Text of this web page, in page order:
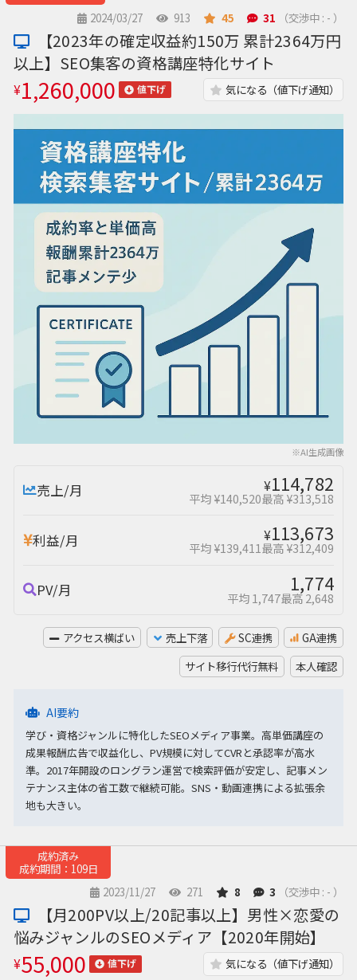
2024/03/27
913 45 31 （交渉中 : - ）
※AI生成画像
【2023年の確定収益約150万 累計2364万円
以上】SEO集客の資格講座特化サイト
¥1,260,000 値下げ 気になる（値下げ通知）
売上/月 ¥114,782
平均 ¥140,520最高 ¥313,518
利益/月 ¥113,673
平均 ¥139,411最高 ¥312,409
PV/月 1,774
平均 1,747最高 2,648
アクセス横ばい 売上下落 SC連携
GA連携
サイト移行代行無料
本人確認
AI要約
学び・資格ジャンルに特化したSEOメディア事業。高単価講座の
成果報酬広告で収益化し、PV規模に対してCVRと承認率が高水
準。2017年開設のロングラン運営で検索評価が安定し、記事メン
テナンス主体の省工数で継続可能。SNS・動画連携による拡張余
地も大きい。
成約済み
成約期間：109日
2023/11/27
271 8 3 （交渉中 : - ）
【月200PV以上/20記事以上】男性×恋愛の
悩みジャンルのSEOメディア【2020年開始】
¥55,000 値下げ 気になる（値下げ通知）